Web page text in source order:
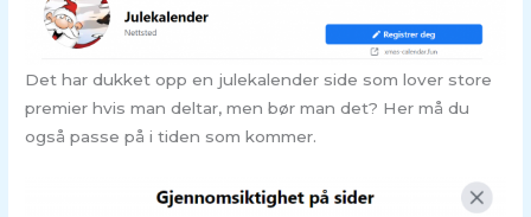
Det har dukket opp en julekalender side som lover store
premier hvis man deltar, men bør man det? Her må du
også passe på i tiden som kommer.